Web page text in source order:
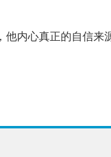
他内心真正的自信来